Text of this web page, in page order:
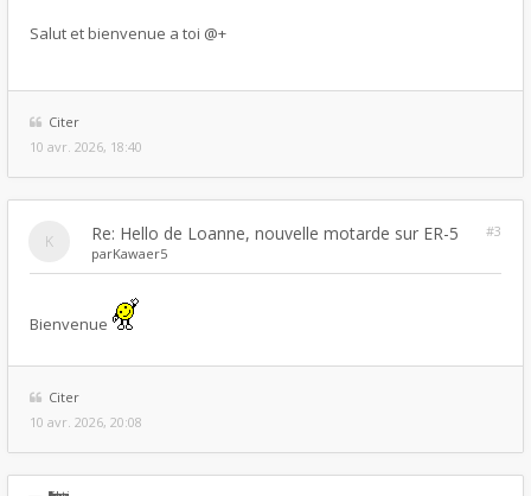
Salut et bienvenue a toi @+
Citer
10 avr. 2026, 18:40
Re: Hello de Loanne, nouvelle motarde sur ER-5
#3
parKawaer5
Bienvenue
Citer
10 avr. 2026, 20:08